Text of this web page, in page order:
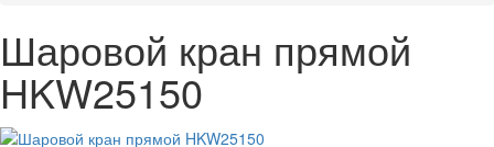
Шаровой кран прямой
HKW25150